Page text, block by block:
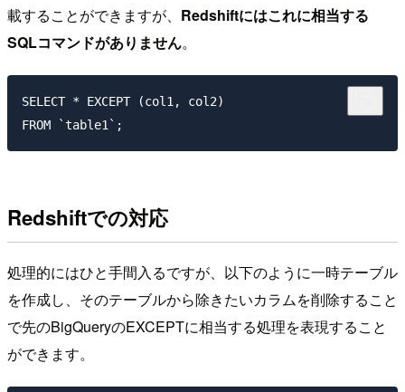
載することができますが、 Redshiftにはこれに相当する
SQLコマンドがありません。
SELECT * EXCEPT (col1, col2)
Redshiftでの対応
処理的にはひと手間入るですが、以下のように一時テーブル
を作成し、そのテーブルから除きたいカラムを削除すること
で先のBigQueryのEXCEPTに相当する処理を表現すること
ができます。